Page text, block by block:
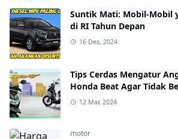
Suntik Mati: Mobil-Mobil
di RI Tahun Depan
16 Des, 2024
Tips Cerdas Mengatur
Honda Beat Agar Tidak
12 Mar, 2024
motor